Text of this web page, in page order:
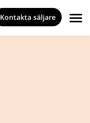
Kontakta säljare